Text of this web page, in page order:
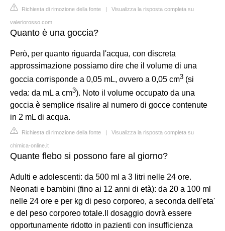
Richiesta di rimozione della fonte | Visualizza la risposta completa su
valeriorosso.com
Quanto è una goccia?
Però, per quanto riguarda l'acqua, con discreta
approssimazione possiamo dire che il volume di una
goccia corrisponde a 0,05 mL, ovvero a 0,05 cm3 (si
veda: da mL a cm3). Noto il volume occupato da una
goccia è semplice risalire al numero di gocce contenute
in 2 mL di acqua.
Richiesta di rimozione della fonte | Visualizza la risposta completa su
chimica-online.it
Quante flebo si possono fare al giorno?
Adulti e adolescenti: da 500 ml a 3 litri nelle 24 ore.
Neonati e bambini (fino ai 12 anni di età): da 20 a 100 ml
nelle 24 ore e per kg di peso corporeo, a seconda dell'eta'
e del peso corporeo totale.Il dosaggio dovrà essere
opportunamente ridotto in pazienti con insufficienza